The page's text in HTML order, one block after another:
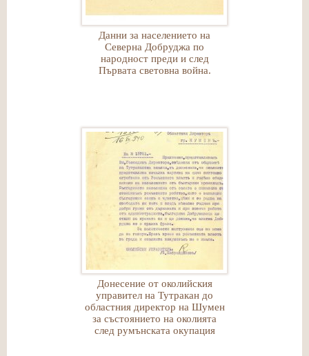
Данни за населението на
Северна Добруджа по
народност преди и след
Първата световна война.
Донесение от околийския
управител на Тутракан до
областния директор на Шумен
за състоянието на околията
след румънската окупация